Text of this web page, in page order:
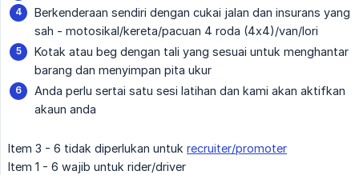
Berkenderaan sendiri dengan cukai jalan dan insurans yang
sah - motosikal/kereta/pacuan 4 roda (4x4)/van/lori
Kotak atau beg dengan tali yang sesuai untuk menghantar
barang dan menyimpan pita ukur
Anda perlu sertai satu sesi latihan dan kami akan aktifkan
akaun anda
Item 3 - 6 tidak diperlukan untuk recruiter/promoter
Item 1 - 6 wajib untuk rider/driver